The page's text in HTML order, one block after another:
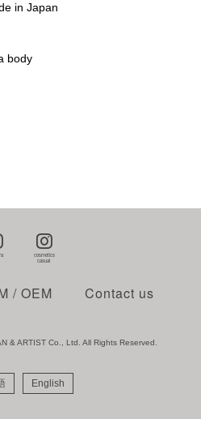
in Japan
body
/ OEM Contact us
& ARTIST Co., Ltd. All Rights Reserved.
English